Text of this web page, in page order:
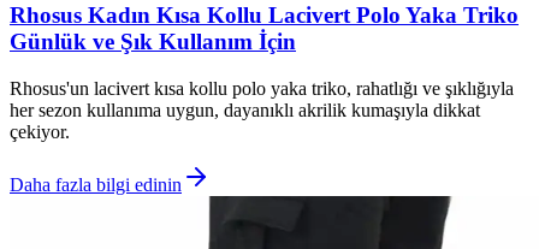
Rhosus Kadın Kısa Kollu Lacivert Polo Yaka Triko
Günlük ve Şık Kullanım İçin
Rhosus'un lacivert kısa kollu polo yaka triko, rahatlığı ve şıklığıyla
her sezon kullanıma uygun, dayanıklı akrilik kumaşıyla dikkat
çekiyor.
Daha fazla bilgi edinin